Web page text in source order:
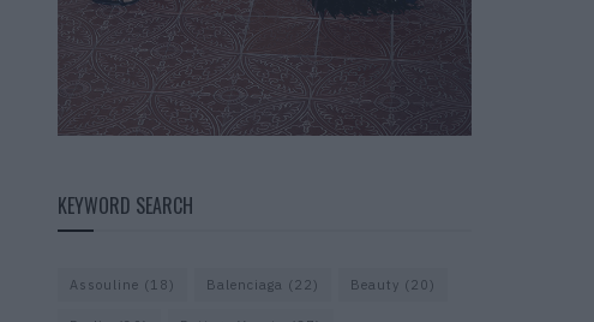
KEYWORD SEARCH
Assouline (18) Balenciaga (22) Beauty (20)